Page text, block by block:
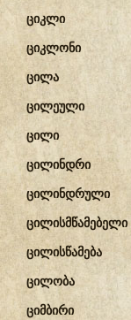
ციკლი
ციკლონი
ცილა
ცილეული
ცილი
ცილინდრი
ცილინდრული
ცილისმწამებელი
ცილისწამება
ცილობა
ციმბირი